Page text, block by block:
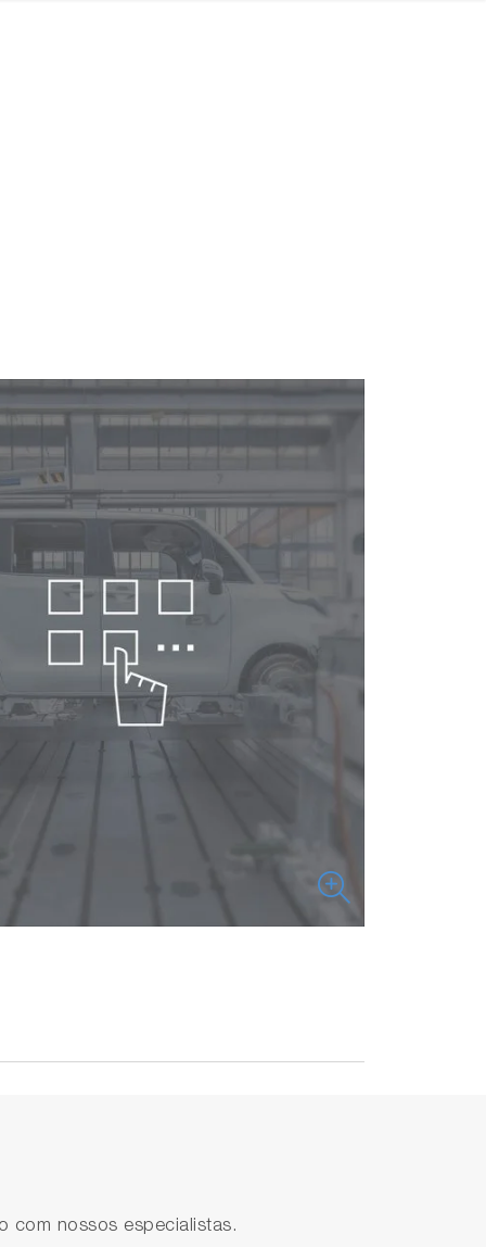
com nossos especialistas.